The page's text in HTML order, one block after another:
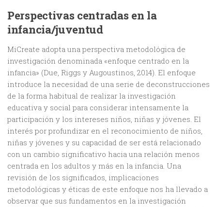
Perspectivas centradas en la
infancia/juventud
MiCreate adopta una perspectiva metodológica de
investigación denominada «enfoque centrado en la
infancia» (Due, Riggs y Augoustinos, 2014). El enfoque
introduce la necesidad de una serie de deconstrucciones
de la forma habitual de realizar la investigación
educativa y social para considerar intensamente la
participación y los intereses niños, niñas y jóvenes. El
interés por profundizar en el reconocimiento de niños,
niñas y jóvenes y su capacidad de ser está relacionado
con un cambio significativo hacia una relación menos
centrada en los adultos y más en la infancia. Una
revisión de los significados, implicaciones
metodológicas y éticas de este enfoque nos ha llevado a
observar que sus fundamentos en la investigación